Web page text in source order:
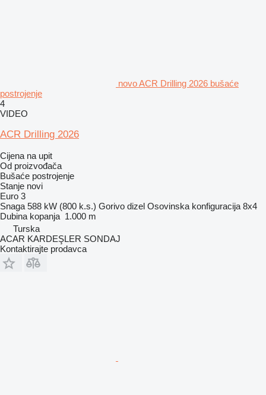
novo ACR Drilling 2026 bušaće
postrojenje
4
VIDEO
ACR Drilling 2026
Cijena na upit
Od proizvođača
Bušaće postrojenje
Stanje novi
Euro 3
Snaga 588 kW (800 k.s.) Gorivo dizel Osovinska konfiguracija 8x4
Dubina kopanja 1.000 m
Turska
ACAR KARDEŞLER SONDAJ
Kontaktirajte prodavca